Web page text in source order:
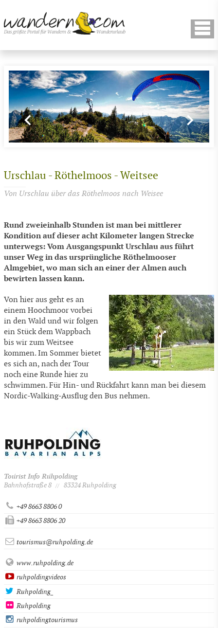
Urschlau - Röthelmoos - Weitsee
Von Urschlau über das Röthelmoos nach Weisee
Rund zweieinhalb Stunden ist man bei mittlerer
Kondition auf dieser acht Kilometer langen Strecke
unterwegs: Vom Ausgangspunkt Urschlau aus führt
unser Weg in das ursprüngliche Röthelmooser
Almgebiet, wo man sich an einer der Almen auch
bewirten lassen kann.
Von hier aus geht es an
einem Hoochmoor vorbei
in den Wald und wir folgen
ein Stück dem Wappbach
bis wir zum Weitsee
kommen. Im Sommer bietet
es sich an, nach der Tour
noch eine Runde hier zu
schwimmen. Für Hin- und Rückfahrt kann man bei diesem
Nordic-Walking-Ausflug den Bus nehmen.
Tourist Info Ruhpolding
Bahnhofstraße 8
// 83324 Ruhpolding
+49 8663 8806 0
+49 8663 8806 20
tourismus@ruhpolding.de
www.ruhpolding.de
ruhpoldingvideos
Ruhpolding_
Ruhpolding
ruhpoldingtourismus